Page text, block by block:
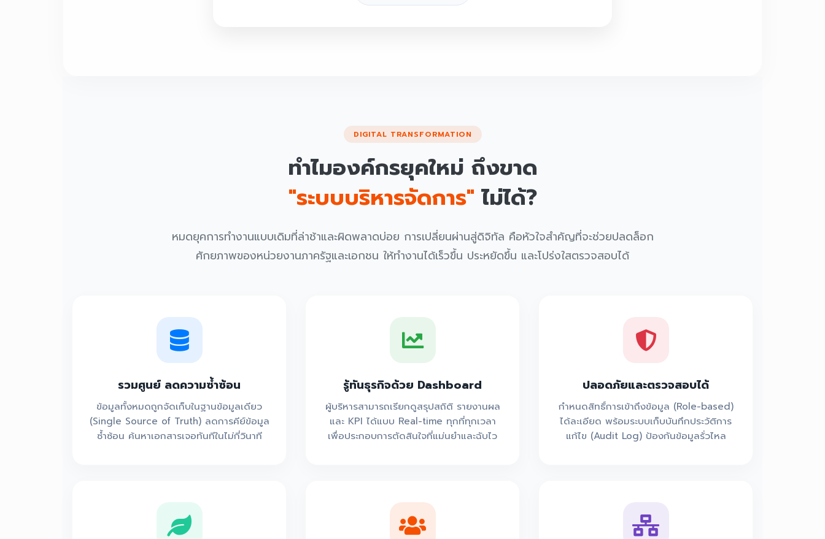
DIGITAL TRANSFORMATION
ทำไมองค์กรยุคใหม่ ถึงขาด
"ระบบบริหารจัดการ" ไม่ได้?
หมดยุคการทำงานแบบเดิมที่ล่าช้าและผิดพลาดบ่อย การเปลี่ยนผ่านสู่ดิจิทัล คือหัวใจสำคัญที่จะช่วยปลดล็อก
ศักยภาพของหน่วยงานภาครัฐและเอกชน ให้ทำงานได้เร็วขึ้น ประหยัดขึ้น และโปร่งใสตรวจสอบได้
รวมศูนย์ ลดความซ้ำซ้อน
ข้อมูลทั้งหมดถูกจัดเก็บในฐานข้อมูลเดียว
(Single Source of Truth) ลดการคีย์ข้อมูล
ซ้ำซ้อน ค้นหาเอกสารเจอทันทีในไม่กี่วินาที
รู้ทันธุรกิจด้วย Dashboard
ผู้บริหารสามารถเรียกดูสรุปสถิติ รายงานผล
และ KPI ได้แบบ Real-time ทุกที่ทุกเวลา
เพื่อประกอบการตัดสินใจที่แม่นยำและฉับไว
ปลอดภัยและตรวจสอบได้
กำหนดสิทธิ์การเข้าถึงข้อมูล (Role-based)
ได้ละเอียด พร้อมระบบเก็บบันทึกประวัติการ
แก้ไข (Audit Log) ป้องกันข้อมูลรั่วไหล